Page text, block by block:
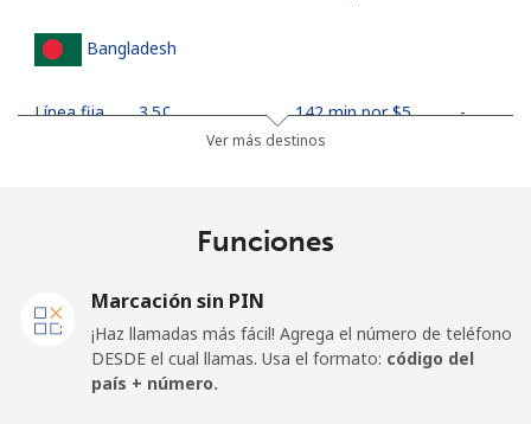
Bangladesh
Línea fija ⁦3.5¢⁩ 142 min por ⁦$5⁩ -
Línea fija ⁦28.5¢⁩
⁦32.5¢⁩ 15 min por ⁦$5⁩ -
Ver más destinos
Funciones
Marcación sin PIN
¡Haz llamadas más fácil! Agrega el número de teléfono
DESDE el cual llamas. Usa el formato: código del
país + número.